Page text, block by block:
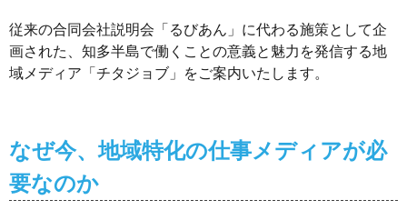
従来の合同会社説明会「るびあん」に代わる施策として企
画された、知多半島で働くことの意義と魅力を発信する地
域メディア「チタジョブ」をご案内いたします。
なぜ今、地域特化の仕事メディアが必
要なのか